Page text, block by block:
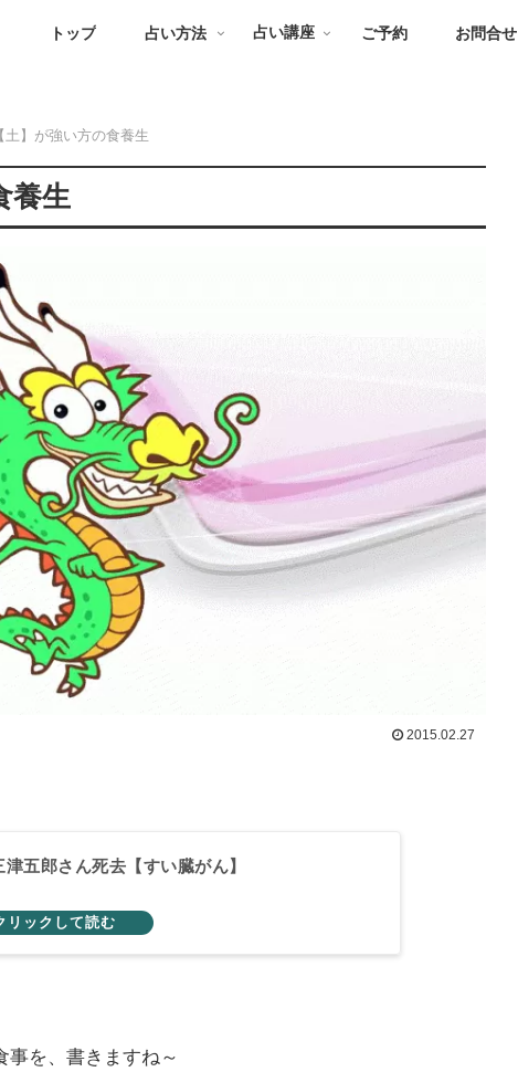
トップ 占い方法 占い講座 ご予約 お問合せ
土】が強い方の食養生
養生
2015.02.27
津五郎さん死去【すい臓がん】
事を、書きますね～